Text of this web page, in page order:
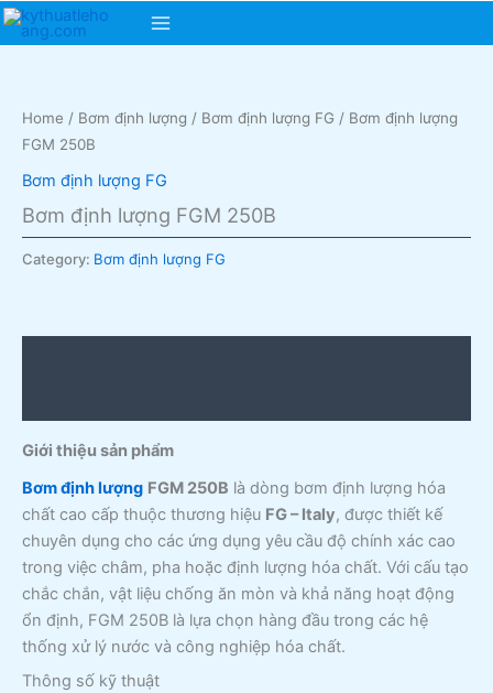
Skip
Main
Home / Bơm định lượng / Bơm định lượng FG / Bơm định lượng
FGM 250B
Bơm định lượng FG
Bơm định lượng FGM 250B
Category: Bơm định lượng FG
Giới thiệu sản phẩm
Bơm định lượng FGM 250B là dòng bơm định lượng hóa
chất cao cấp thuộc thương hiệu FG – Italy, được thiết kế
chuyên dụng cho các ứng dụng yêu cầu độ chính xác cao
trong việc châm, pha hoặc định lượng hóa chất. Với cấu tạo
chắc chắn, vật liệu chống ăn mòn và khả năng hoạt động
ổn định, FGM 250B là lựa chọn hàng đầu trong các hệ
thống xử lý nước và công nghiệp hóa chất.
Thông số kỹ thuật